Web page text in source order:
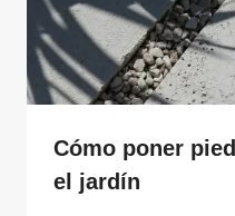
Cómo poner
el jardín